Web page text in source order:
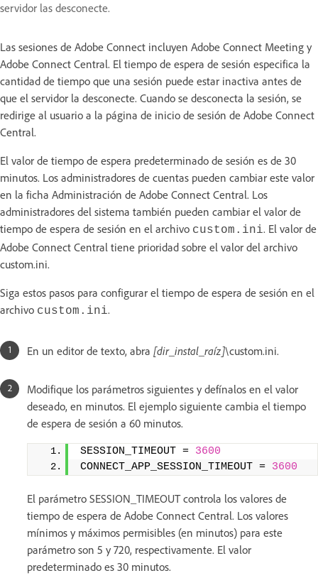
servidor las desconecte.
Las sesiones de Adobe Connect incluyen Adobe Connect Meeting y
Adobe Connect Central. El tiempo de espera de sesión especifica la
cantidad de tiempo que una sesión puede estar inactiva antes de
que el servidor la desconecte. Cuando se desconecta la sesión, se
redirige al usuario a la página de inicio de sesión de Adobe Connect
Central.
El valor de tiempo de espera predeterminado de sesión es de 30
minutos. Los administradores de cuentas pueden cambiar este valor
en la ficha Administración de Adobe Connect Central. Los
administradores del sistema también pueden cambiar el valor de
tiempo de espera de sesión en el archivo custom.ini. El valor de
Adobe Connect Central tiene prioridad sobre el valor del archivo
custom.ini.
Siga estos pasos para configurar el tiempo de espera de sesión en el
archivo custom.ini.
En un editor de texto, abra [dir_instal_raíz]\custom.ini.
Modifique los parámetros siguientes y defínalos en el valor
deseado, en minutos. El ejemplo siguiente cambia el tiempo
de espera de sesión a 60 minutos.
SESSION_TIMEOUT = 3600
CONNECT_APP_SESSION_TIMEOUT = 3600
El parámetro SESSION_TIMEOUT controla los valores de
tiempo de espera de Adobe Connect Central. Los valores
mínimos y máximos permisibles (en minutos) para este
parámetro son 5 y 720, respectivamente. El valor
predeterminado es 30 minutos.